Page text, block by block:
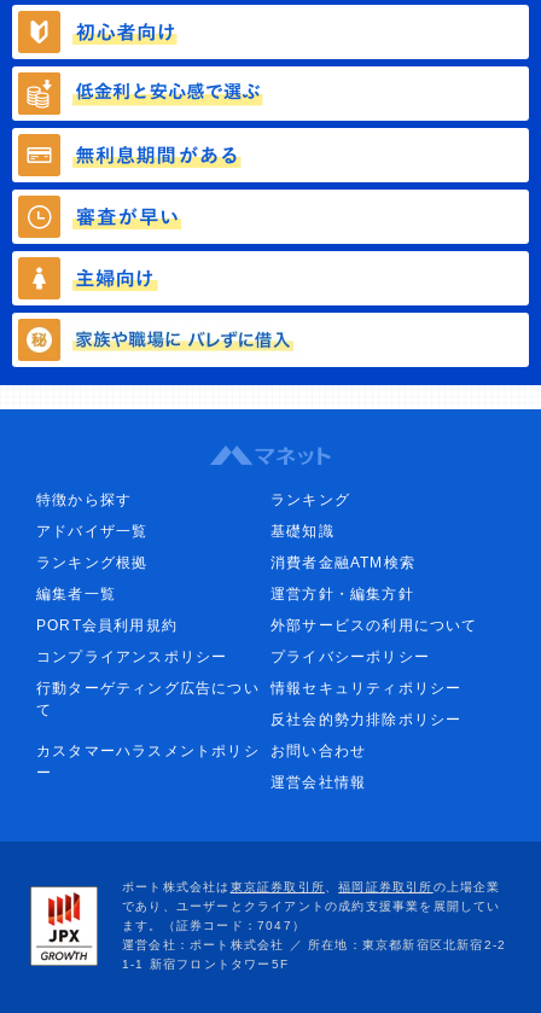
特徴から探す
ランキング
アドバイザ一覧
基礎知識
ランキング根拠
消費者金融ATM検索
編集者一覧
運営方針・編集方針
PORT会員利用規約
外部サービスの利用について
コンプライアンスポリシー
プライバシーポリシー
行動ターゲティング広告につい
て
情報セキュリティポリシー
反社会的勢力排除ポリシー
カスタマーハラスメントポリシ
ー
お問い合わせ
運営会社情報